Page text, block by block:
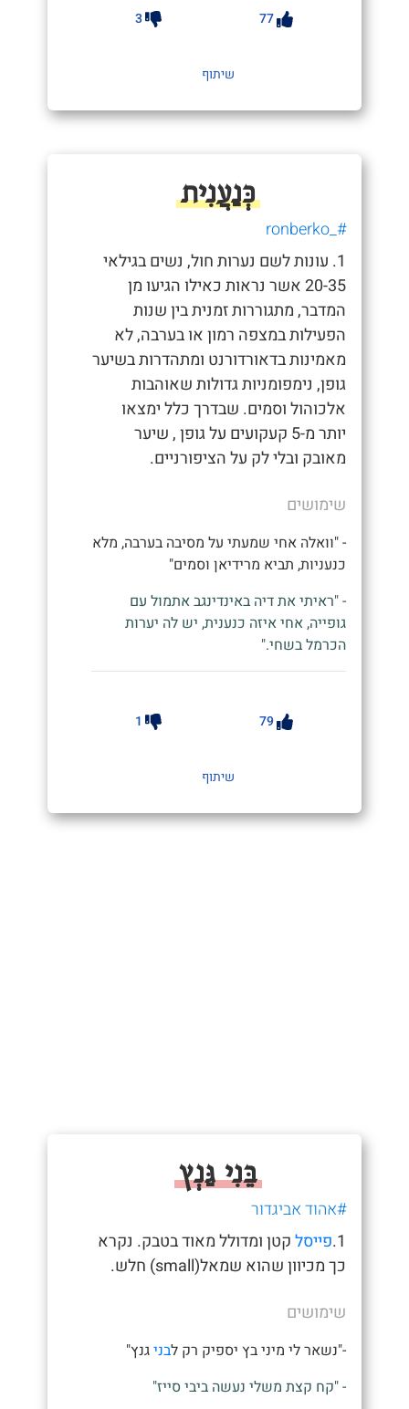
77
3
שיתוף
כְּנַעֲנִית
#_ronberko
1. עונות לשם נערות חול, נשים בגילאי
20-35 אשר נראות כאילו הגיעו מן
המדבר, מתגוררות זמנית בין שנות
הפעילות במצפה רמון או בערבה, לא
מאמינות בדאורדורנט ומתהדרות בשיער
גופן, נימפומניות גדולות שאוהבות
אלכוהול וסמים. שבדרך כלל ימצאו
יותר מ-5 קעקועים על גופן , שיער
מאובק ובלי לק על הציפורניים.
שימושים
- "וואלה אחי שמעתי על מסיבה בערבה, מלא
כנעניות, תביא מרידיאן וסמים"
- "ראיתי את דיה באינדינגב אתמול עם
גופייה, אחי איזה כנענית, יש לה יערות
הכרמל בשחי."
79
1
שיתוף
בֵּנִי גַּנְץ
#אהוד אביגדור
1. פייסלקטן ומדולל מאוד בטבק. נקרא
כך מכיוון שהוא שמאל(small) חלש.
שימושים
-"נשאר לי מיני בץ יספיק רק לבניגנץ"
- "קח קצת משלי נעשה ביבי סייז"